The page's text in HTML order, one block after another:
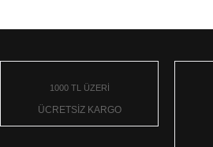
1000 TL ÜZERİ
ÜCRETSİZ KARGO